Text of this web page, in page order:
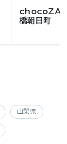
chocoZAP
橋朝日町
山梨県